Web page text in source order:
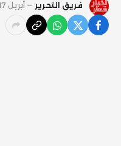
فريق التحرير أبريل 17, 2025